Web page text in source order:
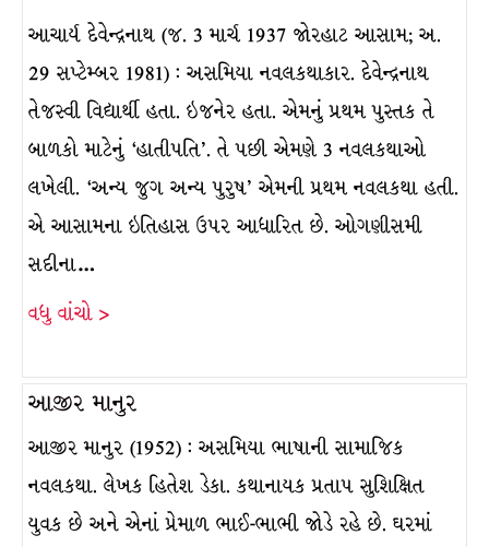
આચાર્ય દેવેન્દ્રનાથ (જ. 3 માર્ચ 1937 જોરહાટ આસામ; અ.
29 સપ્ટેમ્બર 1981) : અસમિયા નવલકથાકાર. દેવેન્દ્રનાથ
તેજસ્વી વિદ્યાર્થી હતા. ઇજનેર હતા. એમનું પ્રથમ પુસ્તક તે
બાળકો માટેનું ‘હાતીપતિ’. તે પછી એમણે 3 નવલકથાઓ
લખેલી. ‘અન્ય જુગ અન્ય પુરુષ’ એમની પ્રથમ નવલકથા હતી.
એ આસામના ઇતિહાસ ઉપર આધારિત છે. ઓગણીસમી
સદીના…
વધુ વાંચો >
આજીર માનુર
આજીર માનુર (1952) : અસમિયા ભાષાની સામાજિક
નવલકથા. લેખક હિતેશ ડેકા. કથાનાયક પ્રતાપ સુશિક્ષિત
યુવક છે અને એનાં પ્રેમાળ ભાઈ-ભાભી જોડે રહે છે. ઘરમાં